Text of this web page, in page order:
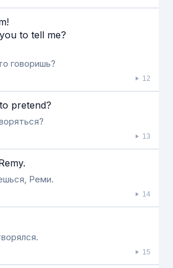
to tell me?
говоришь?
12
pretend?
13
Реми.
14
15